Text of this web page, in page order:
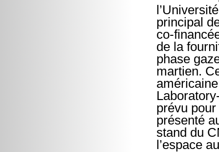
principal
co-
de la
phase
martien.
prévu
présenté
stand du
l’espace